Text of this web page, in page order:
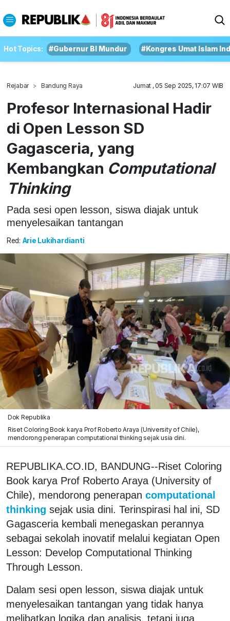
Hot Topics: #Gubernur BI Mundur #Kongres Umat Islam
Rejabar Bandung Raya Jumat , 05 Sep 2025, 17:07 WIB
Profesor Internasional Hadir
di Open Lesson SD
Gagasceria, yang
Kembangkan Computational
Thinking
Pada sesi open lesson, siswa diajak untuk
menyelesaikan tantangan
Red: Arie Lukihardianti
Dok Republika
Riset Coloring Book karya Prof Roberto Araya (University of Chile),
mendorong penerapan computational thinking sejak usia dini.
REPUBLIKA.CO.ID, BANDUNG--Riset Coloring
Book karya Prof Roberto Araya (University of
Chile), mendorong penerapan computational
thinking sejak usia dini. Terinspirasi hal ini, SD
Gagasceria kembali menegaskan perannya
sebagai sekolah inovatif melalui kegiatan Open
Lesson: Develop Computational Thinking
Through Lesson.
Dalam sesi open lesson, siswa diajak untuk
menyelesaikan tantangan yang tidak hanya
melibatkan logika dan analisis, tetapi juga